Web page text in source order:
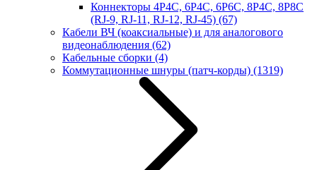
Коннекторы 4P4C, 6P4C, 6P6C, 8P4C, 8P8C
(RJ-9, RJ-11, RJ-12, RJ-45) (67)
Кабели ВЧ (коаксиальные) и для аналогового
видеонаблюдения (62)
Кабельные сборки (4)
Коммутационные шнуры (патч-корды) (1319)